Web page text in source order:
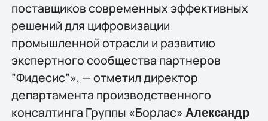
поставщиков современных эффективных
решений для цифровизации
промышленной отрасли и развитию
экспертного сообщества партнеров
”Фидесис”», — отметил директор
департамента производственного
консалтинга Группы «Борлас» Александр